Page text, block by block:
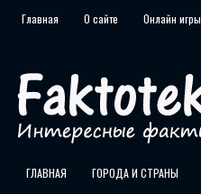
Главная О сайте Онлайн игры
ГЛАВНАЯ ГОРОДА И СТРАНЫ